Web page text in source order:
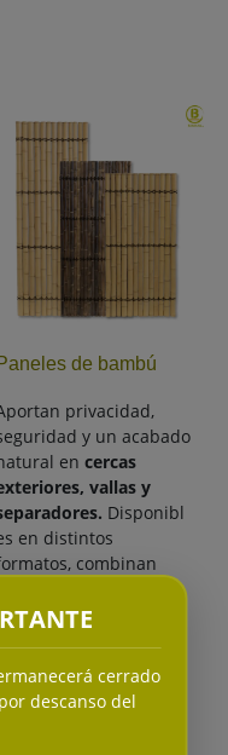
cerrado
por descanso del
Paneles de bambú
privacidad,
y un acabado
en cercas
vallas y
Disponibl
en distintos
combinan
espacio.